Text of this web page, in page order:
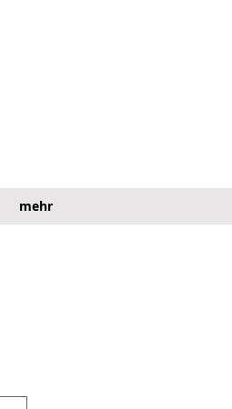
mehr